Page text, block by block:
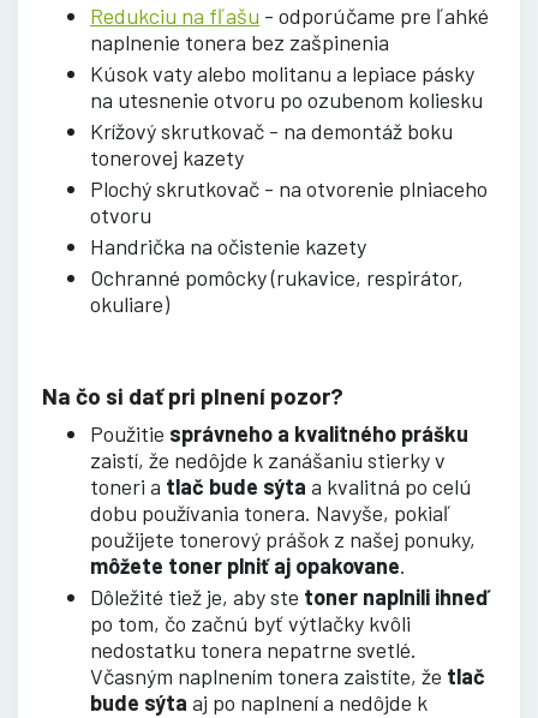
Redukciu na fľašu - odporúčame pre ľahké
naplnenie tonera bez zašpinenia
Kúsok vaty alebo molitanu a lepiace pásky
na utesnenie otvoru po ozubenom koliesku
Krížový skrutkovač - na demontáž boku
tonerovej kazety
Plochý skrutkovač - na otvorenie plniaceho
otvoru
Handrička na očistenie kazety
Ochranné pomôcky (rukavice, respirátor,
okuliare)
Na čo si dať pri plnení pozor?
Použitie správneho a kvalitného prášku
zaistí, že nedôjde k zanášaniu stierky v
toneri a tlač bude sýta a kvalitná po celú
dobu používania tonera. Navyše, pokiaľ
použijete tonerový prášok z našej ponuky,
môžete toner plniť aj opakovane.
Dôležité tiež je, aby ste toner naplnili ihneď
po tom, čo začnú byť výtlačky kvôli
nedostatku tonera nepatrne svetlé.
Včasným naplnením tonera zaistíte, že tlač
bude sýta aj po naplnení a nedôjde k